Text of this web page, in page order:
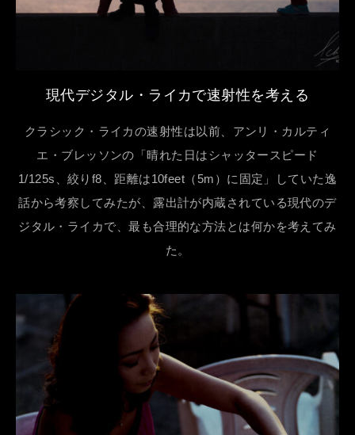
現代デジタル・ライカで速射性を考える
クラシック・ライカの速射性は以前、アンリ・カルティ
エ・ブレッソンの「晴れた日はシャッタースピード
1/125s、絞りf8、距離は10feet（5m）に固定」していた逸
話から考察してみたが、露出計が内蔵されている現代のデ
ジタル・ライカで、最も合理的な方法とは何かを考えてみ
た。